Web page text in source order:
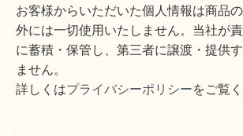
お客様からいただいた個人情報は商品
外には一切使用いたしません。当社が
に蓄積・保管し、第三者に譲渡・提供
ません。
詳しくはプライバシーポリシーをご覧